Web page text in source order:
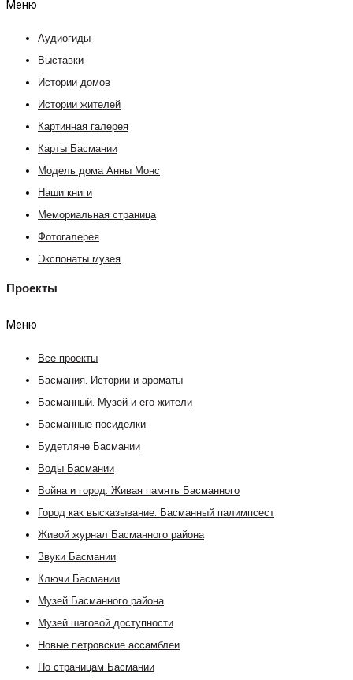
Меню
Аудиогиды
Выставки
Истории домов
Истории жителей
Картинная галерея
Карты Басмании
Модель дома Анны Монс
Наши книги
Мемориальная страница
Фотогалерея
Экспонаты музея
Проекты
Меню
Все проекты
Басмания. Истории и ароматы
Басманный. Музей и его жители
Басманные посиделки
Будетляне Басмании
Воды Басмании
Война и город. Живая память Басманного
Город как высказывание. Басманный палимпсест
Живой журнал Басманного района
Звуки Басмании
Ключи Басмании
Музей Басманного района
Музей шаговой доступности
Новые петровские ассамблеи
По страницам Басмании